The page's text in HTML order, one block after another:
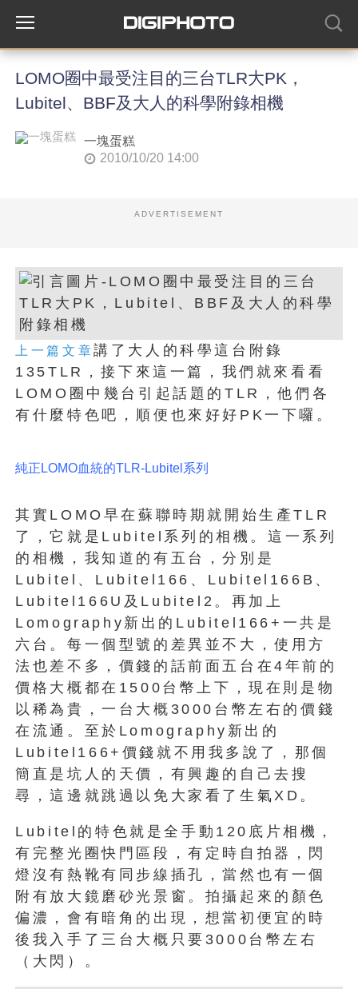
LOMO圈中最受注目的三台TLR大PK，
Lubitel、BBF及大人的科學附錄相機
一塊蛋糕
2010/10/20 14:00
ADVERTISEMENT
上一篇文章講了大人的科學這台附錄
135TLR，接下來這一篇，我們就來看看
LOMO圈中幾台引起話題的TLR，他們各
有什麼特色吧，順便也來好好PK一下囉。
純正LOMO血統的TLR-Lubitel系列
其實LOMO早在蘇聯時期就開始生產TLR
了，它就是Lubitel系列的相機。這一系列
的相機，我知道的有五台，分別是
Lubitel、Lubitel166、Lubitel166B、
Lubitel166U及Lubitel2。再加上
Lomography新出的Lubitel166+一共是
六台。每一個型號的差異並不大，使用方
法也差不多，價錢的話前面五台在4年前的
價格大概都在1500台幣上下，現在則是物
以稀為貴，一台大概3000台幣左右的價錢
在流通。至於Lomography新出的
Lubitel166+價錢就不用我多說了，那個
簡直是坑人的天價，有興趣的自己去搜
尋，這邊就跳過以免大家看了生氣XD。
Lubitel的特色就是全手動120底片相機，
有完整光圈快門區段，有定時自拍器，閃
燈沒有熱靴有同步線插孔，當然也有一個
附有放大鏡磨砂光景窗。拍攝起來的顏色
偏濃，會有暗角的出現，想當初便宜的時
後我入手了三台大概只要3000台幣左右
（大閃）。